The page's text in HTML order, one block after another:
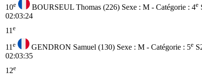
10e BOURSEUL Thomas (226) Sexe : M - Catégorie : 4e
02:03:24
11 e
11 e GENDRON Samuel (130) Sexe : M - Catégorie : 5e
02:03:35
12e